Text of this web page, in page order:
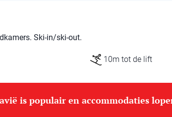
Ski-in/ski-out.
10m tot de lift
is populair en accommodaties